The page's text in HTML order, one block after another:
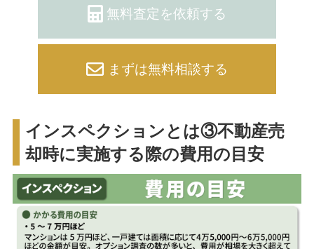
無料査定を依頼する
まずは無料相談する
インスペクションとは③不動産売
却時に実施する際の費用の目安